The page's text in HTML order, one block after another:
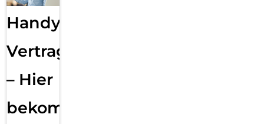
Handy
Vertragsabwicklung
– Hier
bekommst